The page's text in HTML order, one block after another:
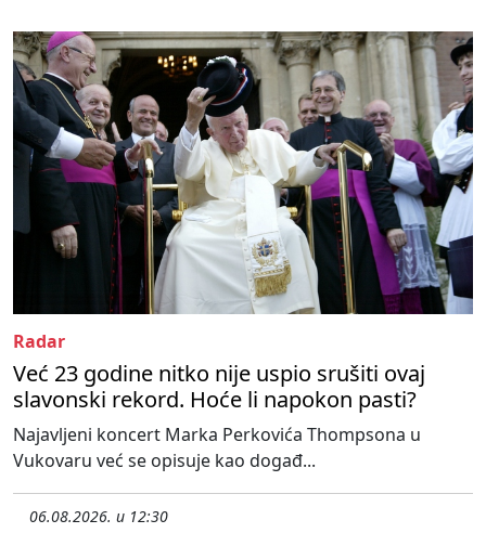
Radar
Već 23 godine nitko nije uspio srušiti ovaj
slavonski rekord. Hoće li napokon pasti?
Najavljeni koncert Marka Perkovića Thompsona u
Vukovaru već se opisuje kao događ...
06.08.2026. u 12:30